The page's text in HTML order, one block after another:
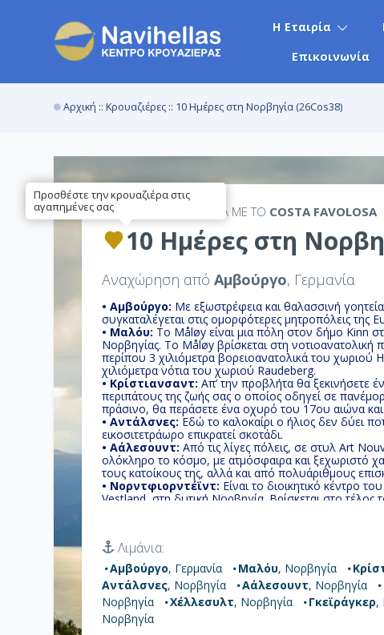
Η Εταιρία
Επικοινωνία
Αρχική ::Κρουαζιέρες :: 10 Ημέρες στη Νορβηγία (26Cos38)
12ΉΜΕΡΗ ΚΡΟΥΑΖΙΕΡΑ ΜΕ ΤΟ COSTA FAVOLOSA
10 Ημέρες στη
Αναχώρηση απόΑμβούργο, Γερμανία
• Αμβούργο: Με εξωστρέφεια και θαλασσινή
συγκαταλέγεται στις ομορφότερες μητροπόλεις της
• Μαλόυ: Το Måløy είναι μια πόλη στον δήμο Kinn
Νορβηγίας. Το Måløy βρίσκεται στη
περίπου 3 χιλιόμετρα βορειοανατολικά του χωριού
χιλιόμετρα νότια του χωριού Raudeberg.
• Κρίστιανσαντ: Απ’ την προβλήτα θα ξεκινήσετε
περιπάτους της ζωής σας ο οποίος οδηγεί σε
πράσινο, θα περάσετε ένα οχυρό του 17ου αιώνα
• Αντάλσνες: Εδώ το καλοκαίρι ο ήλιος δεν δύει
εικοσιτετράωρο επικρατεί σκοτάδι.
• Αάλεσουντ: Aπό τις λίγες πόλεις, σε στυλ Art
ολόκληρο το κόσμο, με ατμόσφαιρα και ξεχωριστό
τους κατοίκους της, αλλά και από πολυάριθμους
• Νορντφιορντέϊντ: Eίναι το διοικητικό κέντρο
Vestland, στη δυτική Νορβηγία. Βρίσκεται στο τέλος
Το Χειμώνα οι κάτοικοι δεν
καλοκαίρι που επισκέπτες καταφθάνουν από
μπορεί να τους προσφέρει αυτός ο μοναδικός τόπος.
του και πεζοπορία στη γύρω περιοχή!
• Γκεϊράγκερ: Οι εικόνες που θα αντικρίσετε θα
περιβάλλεται από υποβλητικές βουνοκορφές,
• Μπέργκεν:Εκεί όπου προορισμός είναι το φυσικό
Μπέργκεν, η μητρόπολη των Φιορδ.
Λιμάνια:
Αμβούργο, Γερμανία Μαλόυ, Νορβηγία
Αντάλσνες, Νορβηγία Αάλεσουντ, Νορβηγία
Νορβηγία
Χέλλεσυλτ, Νορβηγία Γκεϊράγκερ,
Νορβηγία
Προσθέστε την κρουαζιέρα στις
αγαπημένες σας